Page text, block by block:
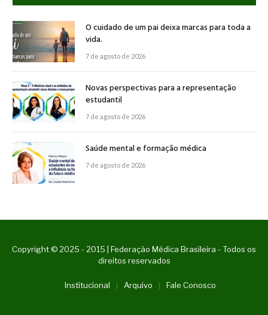
O cuidado de um pai deixa marcas para toda a
vida.
7 de agosto de 2026
Novas perspectivas para a representação
estudantil
7 de agosto de 2026
Saúde mental e formação médica
7 de agosto de 2026
Copyright © 2025 - 2015 | Federação Médica Brasileira - Todos os
direitos reservados
Institucional Arquivo Fale Conosco